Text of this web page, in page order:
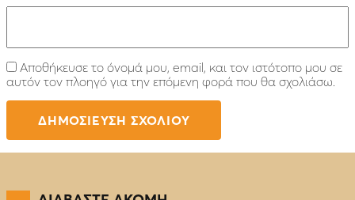
Αποθήκευσε το όνομά μου, email, και τον ιστότοπο μου σε
αυτόν τον πλοηγό για την επόμενη φορά που θα σχολιάσω.